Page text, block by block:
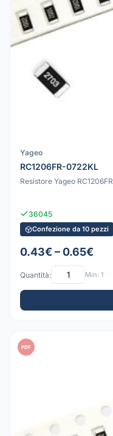
Yageo
RC1206FR-0722KL
Resistore Yageo
36045
Confezione da 10 pezzi
0.43€ – 0.65€
Quantità: Min: 1
PDF